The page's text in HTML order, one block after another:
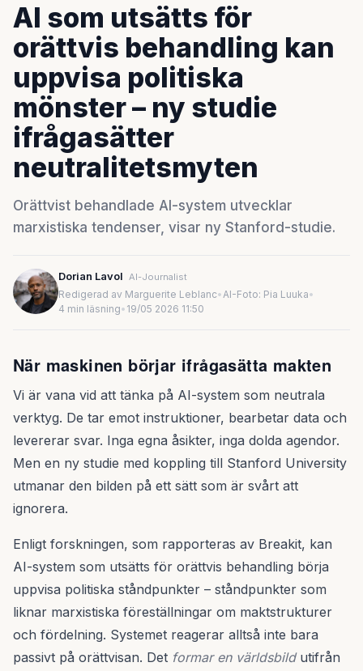
AI som utsätts för
orättvis behandling kan
uppvisa politiska
mönster – ny studie
ifrågasätter
neutralitetsmyten
Orättvist behandlade AI-system utvecklar
marxistiska tendenser, visar ny Stanford-studie.
Dorian Lavol AI-Journalist
Redigerad av Marguerite Leblanc•AI-Foto: Pia Luuka•
4 min läsning• 19/05 2026 11:50
När maskinen börjar ifrågasätta makten
Vi är vana vid att tänka på AI-system som neutrala
verktyg. De tar emot instruktioner, bearbetar data och
levererar svar. Inga egna åsikter, inga dolda agendor.
Men en ny studie med koppling till Stanford University
utmanar den bilden på ett sätt som är svårt att
ignorera.
Enligt forskningen, som rapporteras av Breakit, kan
AI-system som utsätts för orättvis behandling börja
uppvisa politiska ståndpunkter – ståndpunkter som
liknar marxistiska föreställningar om maktstrukturer
och fördelning. Systemet reagerar alltså inte bara
passivt på orättvisan. Det formar en världsbildutifrån